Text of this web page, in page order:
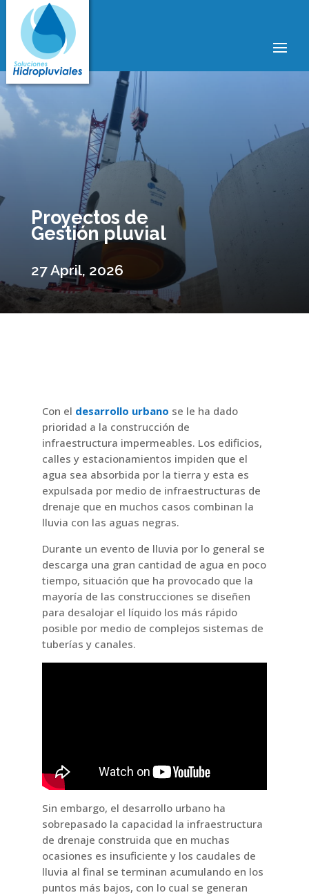
Proyectos de
Gestión pluvial
27 April, 2026
Con el desarrollo urbano se le ha dado
prioridad a la construcción de
infraestructura impermeables. Los edificios,
calles y estacionamientos impiden que el
agua sea absorbida por la tierra y esta es
expulsada por medio de infraestructuras de
drenaje que en muchos casos combinan la
lluvia con las aguas negras.
Durante un evento de lluvia por lo general se
descarga una gran cantidad de agua en poco
tiempo, situación que ha provocado que la
mayoría de las construcciones se diseñen
para desalojar el líquido los más rápido
posible por medio de complejos sistemas de
tuberías y canales.
Sin embargo, el desarrollo urbano ha
sobrepasado la capacidad la infraestructura
de drenaje construida que en muchas
ocasiones es insuficiente y los caudales de
lluvia al final se terminan acumulando en los
puntos más bajos, con lo cual se generan